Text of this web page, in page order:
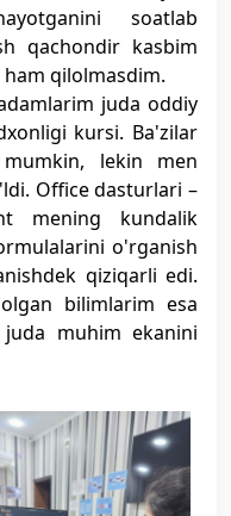
soatlab
qachondir kasbim
qilolmasdim.
juda oddiy
kursi. Ba'zilar
lekin men
Office dasturlari –
mening kundalik
o'rganish
qiziqarli edi.
bilimlarim esa
muhim ekanini